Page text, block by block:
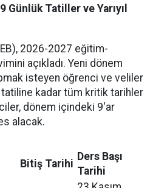
Günlük Tatiller ve Yarıyıl
2026-2027 eğitim-
açıkladı. Yeni dönem
isteyen öğrenci ve veliler
kadar tüm kritik tarihler
dönem içindeki 9'ar
alacak.
Bitiş Tarihi
Ders Başı
Tarihi